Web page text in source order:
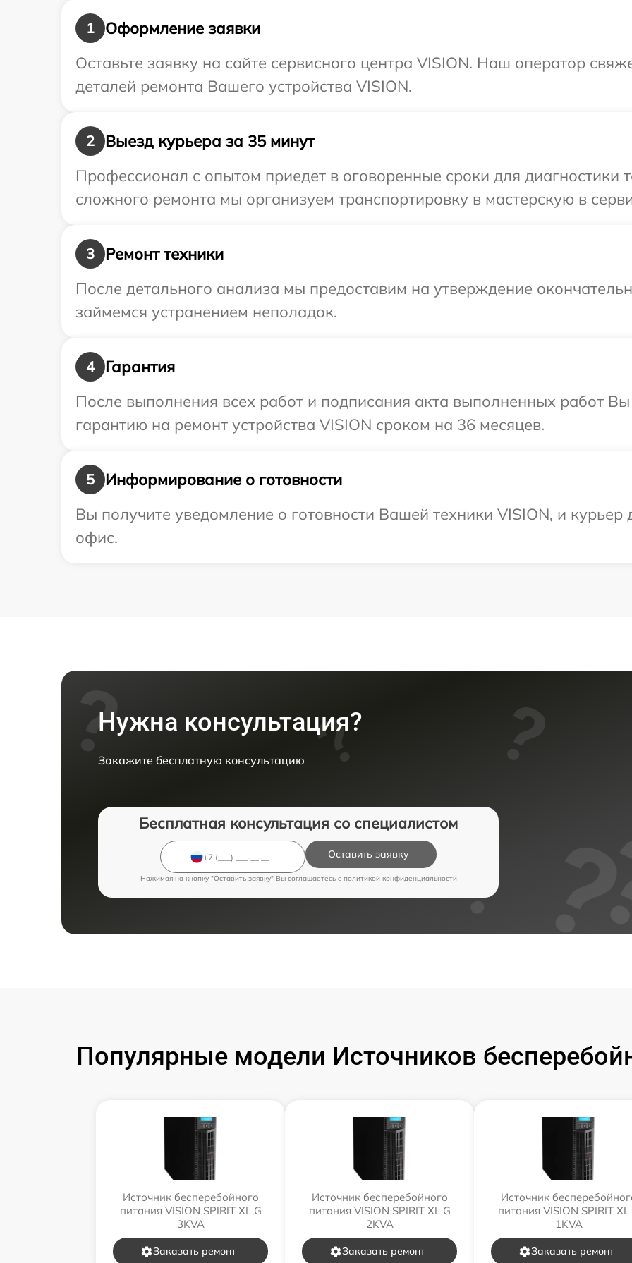
1
Оформление заявки
Оставьте заявку на сайте сервисного центра VISION. Наш оператор
деталей ремонта Вашего устройства VISION.
2
Выезд курьера за 35 минут
Профессионал с опытом приедет в оговоренные сроки для диагностики
сложного ремонта мы организуем транспортировку в мастерскую в
3
Ремонт техники
После детального анализа мы предоставим на утверждение
займемся устранением неполадок.
4
Гарантия
После выполнения всех работ и подписания акта выполненных работ
гарантию на ремонт устройства VISION сроком на 36 месяцев.
5
Информирование о готовности
Вы получите уведомление о готовности Вашей техники VISION, и
офис.
Нужна консультация?
Закажите бесплатную консультацию
Бесплатная консультация со специалистом
Оставить заявку
Нажимая на кнопку "Оставить заявку" Вы соглашаетесь c политикой конфиденциальности
Популярные модели Источников
Источник бесперебойного
питания VISION SPIRIT XL G
3KVA
Заказать ремонт
Источник бесперебойного
питания VISION SPIRIT XL G
2KVA
Заказать ремонт
Источник
питания VISION SPIRIT XL
1KVA
Заказать ремонт